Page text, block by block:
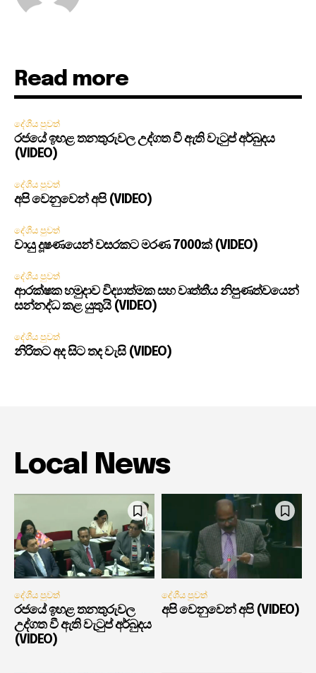
Read more
දේශීය පුවත්
රජයේ ඉහළ තනතුරුවල උද්ගත වී ඇති වැටුප් අර්බුදය
(VIDEO)
දේශීය පුවත්
අපි වෙනුවෙන් අපි (VIDEO)
දේශීය පුවත්
වායු දූෂණයෙන් වසරකට මරණ 7000ක් (VIDEO)
දේශීය පුවත්
ආරක්ෂක හමුදාව විද්‍යාත්මක සහ වෘත්තීය නිපුණත්වයෙන්
සන්නද්ධ කළ යුතුයි (VIDEO)
දේශීය පුවත්
නිරිතට අද සිට තද වැසි (VIDEO)
Local News
දේශීය පුවත්
රජයේ ඉහළ තනතුරුවල
උද්ගත වී ඇති වැටුප් අර්බුදය
(VIDEO)
දේශීය පුවත්
අපි වෙනුවෙන් අපි (VIDEO)